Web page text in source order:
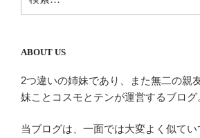
索:
ABOUT US
2つ違いの姉妹であり、また無二の親
妹ことコスモとテンが運営するブログ
当ブログは、一面では大変よく似て